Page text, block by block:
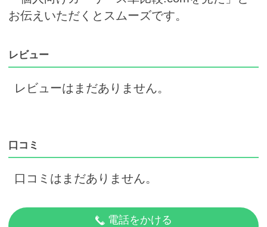
お伝えいただくとスムーズです。
レビュー
レビューはまだありません。
口コミ
口コミはまだありません。
電話をかける